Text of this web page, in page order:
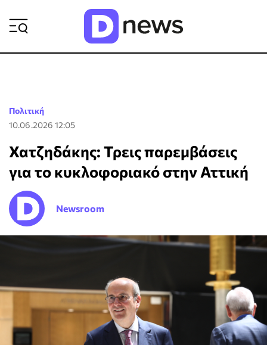
Πολιτική
10.06.2026 12:05
Χατζηδάκης: Τρεις παρεμβάσεις
για το κυκλοφοριακό στην Αττική
Newsroom